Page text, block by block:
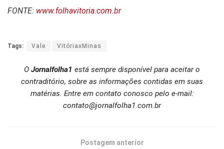
FONTE: www.folhavitoria.com.br
Tags: Vale VitóriaxMinas
O Jornalfolha1 está sempre disponível para aceitar o
contraditório, sobre as informações contidas em suas
matérias. Entre em contato conosco pelo e-mail:
contato@jornalfolha1.com.br
Postagem anterior